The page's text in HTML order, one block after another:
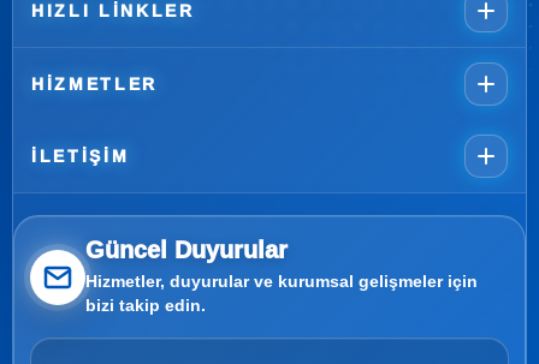
HIZLI LINKLER
HIZMETLER
İLETIŞIM
Güncel Duyurular
Hizmetler, duyurular ve kurumsal gelişmeler için
bizi takip edin.